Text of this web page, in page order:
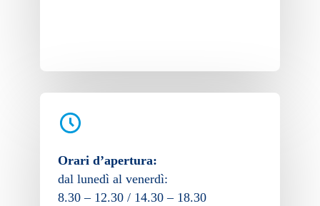
Orari d’apertura:
dal lunedì al venerdì:
8.30 – 12.30 / 14.30 – 18.30